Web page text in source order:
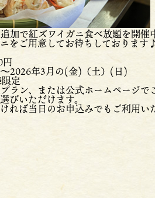
加で紅ズワイガニ食べ放題を開催
をご用意してお待ちしておりま
円
～2026年3月の(金)（土）(日)
定
プラン、または公式ホームページ
びいただけます。
れば当日のお申込みでもご利用い